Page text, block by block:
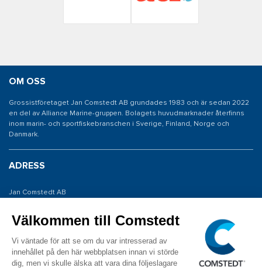
OM OSS
Grossistföretaget Jan Comstedt AB grundades 1983 och är sedan 2022
en del av Alliance Marine-gruppen. Bolagets huvudmarknader återfinns
inom marin- och sportfiskebranschen i Sverige, Finland, Norge och
Danmark.
ADRESS
Jan Comstedt AB
426 53 Västra Frölunda
KONTAKTA OSS